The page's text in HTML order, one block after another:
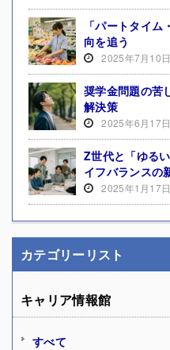
「パートタイ
向を追う
2025年7月10日
奨学金問題の苦
解決策
2025年6月17日
Z世代と「ゆる
イフバランスの
2025年1月17日
カテゴリーリスト
キャリア情報館
すべて